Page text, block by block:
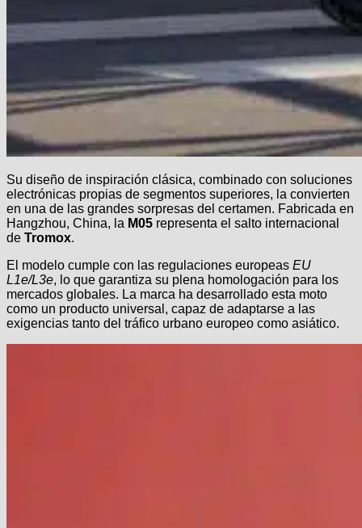
Su diseño de inspiración clásica, combinado con soluciones
electrónicas propias de segmentos superiores, la convierten
en una de las grandes sorpresas del certamen. Fabricada en
Hangzhou, China, la M05 representa el salto internacional
de Tromox.
El modelo cumple con las regulaciones europeas EU
L1e/L3e, lo que garantiza su plena homologación para los
mercados globales. La marca ha desarrollado esta moto
como un producto universal, capaz de adaptarse a las
exigencias tanto del tráfico urbano europeo como asiático.